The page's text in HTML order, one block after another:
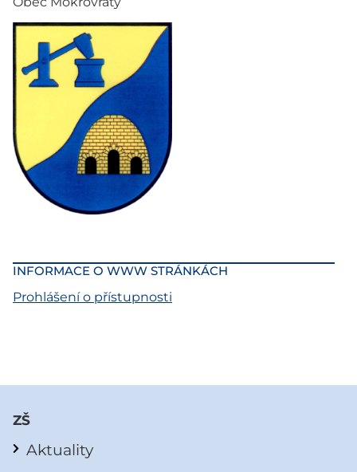
INFORMACE O WWW STRÁNKÁCH
Prohlášení o přístupnosti
ZŠ
Aktuality